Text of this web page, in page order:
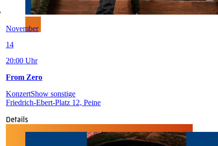
November
14
20:00 Uhr
From Zero
KonzertShow sonstige
Friedrich-Ebert-Platz 12, Peine
Details